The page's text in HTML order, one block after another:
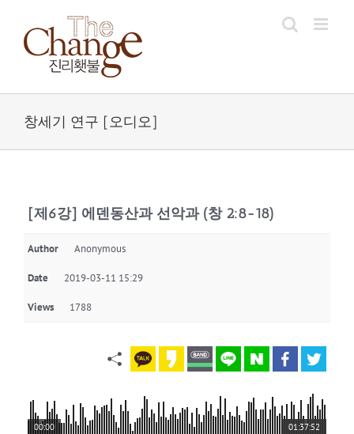
content
창세기 연구 [오디오]
[제6강] 에덴동산과 선악과 (창 2:8-18)
Author Anonymous
Date 2019-03-11 15:29
Views 1788
01:37:52
00:00